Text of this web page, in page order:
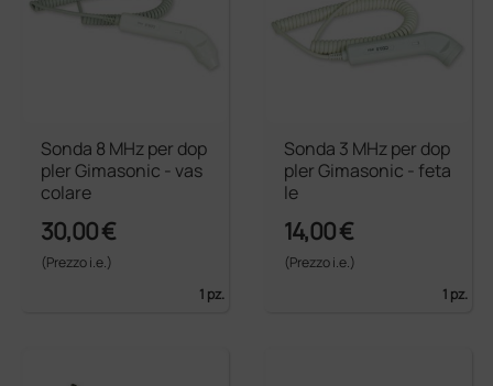
Sonda 8 MHz per dop
pler Gimasonic - vas
colare
30,00 €
(Prezzo i.e.)
1 pz.
Sonda 3 MHz per dop
pler Gimasonic - feta
le
14,00 €
(Prezzo i.e.)
1 pz.